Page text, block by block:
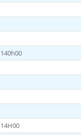
140h00
14H00